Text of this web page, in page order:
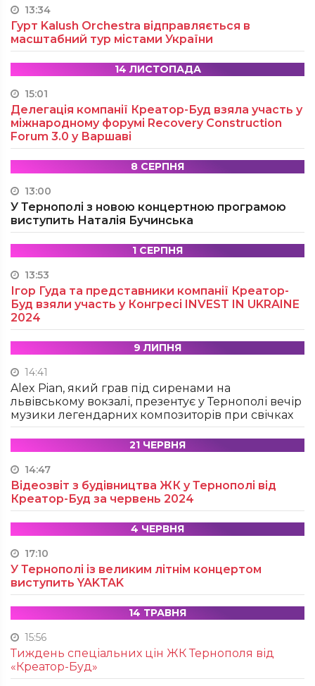
13:34
Гурт Kalush Orchestra відправляється в
масштабний тур містами України
14 ЛИСТОПАДА
15:01
Делегація компанії Креатор-Буд взяла участь у
міжнародному форумі Recovery Construction
Forum 3.0 у Варшаві
8 СЕРПНЯ
13:00
У Тернополі з новою концертною програмою
виступить Наталія Бучинська
1 СЕРПНЯ
13:53
Ігор Гуда та представники компанії Креатор-
Буд взяли участь у Конгресі INVEST IN UKRAINE
2024
9 ЛИПНЯ
14:41
Alex Pian, який грав під сиренами на
львівському вокзалі, презентує у Тернополі вечір
музики легендарних композиторів при свічках
21 ЧЕРВНЯ
14:47
Відеозвіт з будівництва ЖК у Тернополі від
Креатор-Буд за червень 2024
4 ЧЕРВНЯ
17:10
У Тернополі із великим літнім концертом
виступить YAKTAK
14 ТРАВНЯ
15:56
Тиждень спеціальних цін ЖК Тернополя від
«Креатор-Буд»